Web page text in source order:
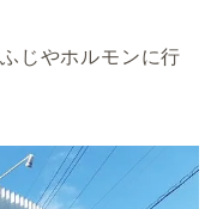
じやホルモンに行